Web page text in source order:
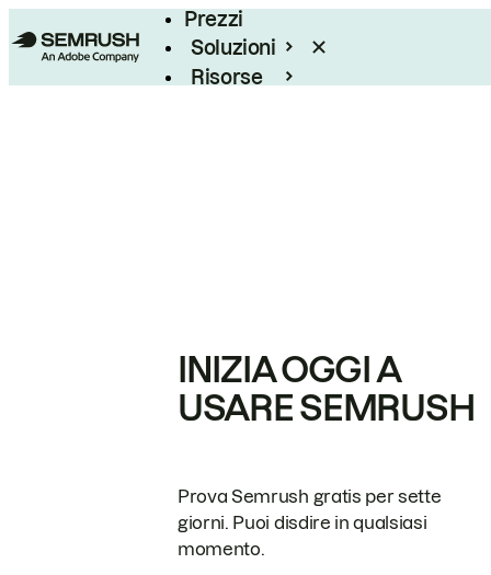
Prezzi
Soluzioni
Risorse
INIZIA OGGI A
USARE SEMRUSH
Prova Semrush gratis per sette
giorni. Puoi disdire in qualsiasi
momento.